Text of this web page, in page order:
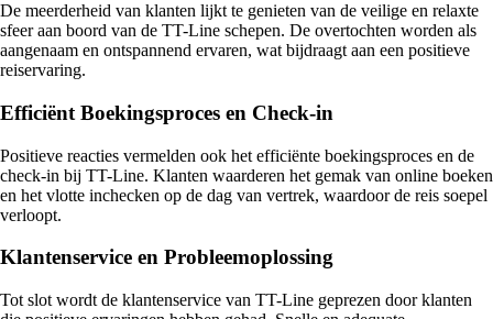
De meerderheid van klanten lijkt te genieten van de veilige en relaxte
sfeer aan boord van de TT-Line schepen. De overtochten worden als
aangenaam en ontspannend ervaren, wat bijdraagt aan een positieve
reiservaring.
Efficiënt Boekingsproces en Check-in
Positieve reacties vermelden ook het efficiënte boekingsproces en de
check-in bij TT-Line. Klanten waarderen het gemak van online boeken
en het vlotte inchecken op de dag van vertrek, waardoor de reis soepel
verloopt.
Klantenservice en Probleemoplossing
Tot slot wordt de klantenservice van TT-Line geprezen door klanten